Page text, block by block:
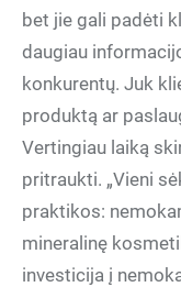
bet jie gali padėti
daugiau
konkurentų. Juk
produktą ar
Vertingiau laiką
pritraukti. „Vieni
praktikos:
mineralinę
investicija į